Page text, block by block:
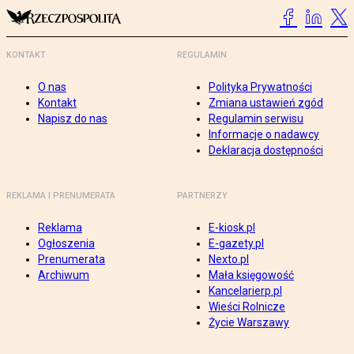
KONTAKT
O nas
Kontakt
Napisz do nas
REGULAMIN
Polityka Prywatności
Zmiana ustawień zgód
Regulamin serwisu
Informacje o nadawcy
Deklaracja dostępności
REKLAMA I PRENUMERATA
Reklama
Ogłoszenia
Prenumerata
Archiwum
PARTNERZY
E-kiosk.pl
E-gazety.pl
Nexto.pl
Mała księgowość
Kancelarierp.pl
Wieści Rolnicze
Życie Warszawy